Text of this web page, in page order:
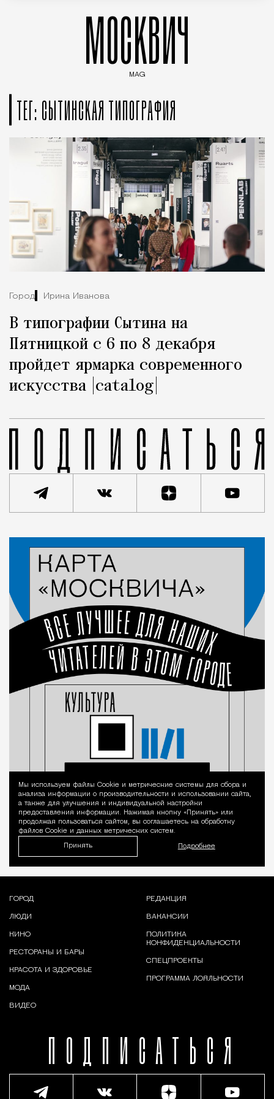
МОСКВИЧ
MAG
ТЕГ: СЫТИНСКАЯ ТИПОГРАФИЯ
Город Ирина Иванова
В типографии Сытина на
Пятницкой с 6 по 8 декабря
пройдет ярмарка современного
искусства |catalog|
Уведомление
Мы используем файлы Сookie и метрические системы для сбора и
анализа информации о производительности и использовании сайта,
а также для улучшения и индивидуальной настройки
предоставления информации. Нажимая кнопку «Принять» или
продолжая пользоваться сайтом, вы соглашаетесь на обработку
файлов Cookie и данных метрических систем.
Принять Подробнее
ПОДПИСАТЬСЯ
ГОРОД
ЛЮДИ
КИНО
РЕСТОРАНЫ И БАРЫ
КРАСОТА И ЗДОРОВЬЕ
МОДА
ВИДЕО
РЕДАКЦИЯ
ВАКАНСИИ
ПОЛИТИКА
КОНФИДЕНЦИАЛЬНОСТИ
СПЕЦПРОЕКТЫ
ПРОГРАММА ЛОЯЛЬНОСТИ